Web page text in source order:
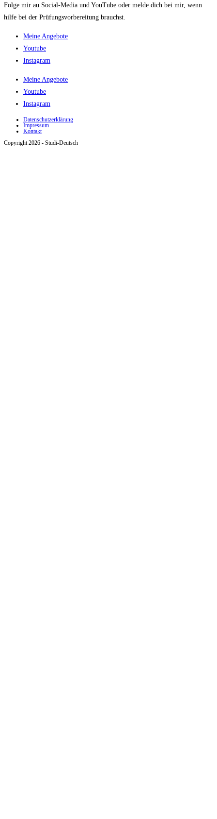
Folge mir au Social-Media und YouTube oder melde dich bei mir, wenn
hilfe bei der Prüfungsvorbereitung brauchst.
Meine Angebote
Youtube
Instagram
Meine Angebote
Youtube
Instagram
Datenschutzerklärung
Impressum
Kontakt
Copyright 2026 - Studi-Deutsch